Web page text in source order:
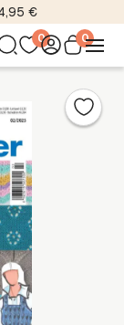
€
0 0